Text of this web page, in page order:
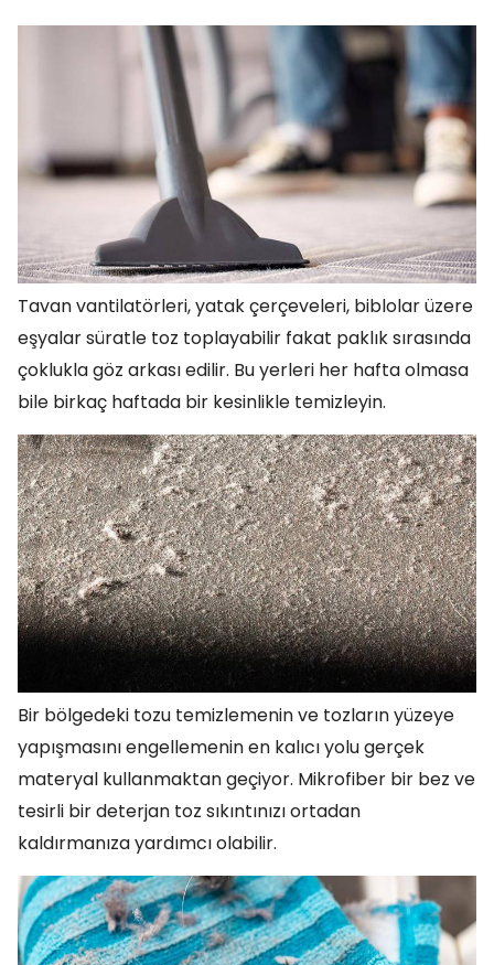
Tavan vantilatörleri, yatak çerçeveleri, biblolar üzere
eşyalar süratle toz toplayabilir fakat paklık sırasında
çoklukla göz arkası edilir. Bu yerleri her hafta olmasa
bile birkaç haftada bir kesinlikle temizleyin.
Bir bölgedeki tozu temizlemenin ve tozların yüzeye
yapışmasını engellemenin en kalıcı yolu gerçek
materyal kullanmaktan geçiyor. Mikrofiber bir bez ve
tesirli bir deterjan toz sıkıntınızı ortadan
kaldırmanıza yardımcı olabilir.